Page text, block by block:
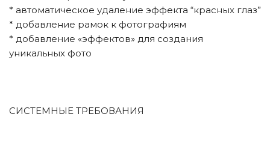
* автоматическое удаление эффекта “красных глаз”
* добавление рамок к фотографиям
* добавление «эффектов» для создания
уникальных фото
СИСТЕМНЫЕ ТРЕБОВАНИЯ